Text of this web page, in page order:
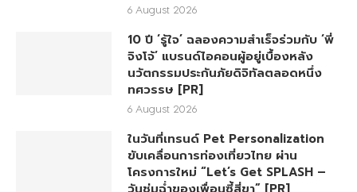
6 August 2026
10 ปี ‘รู้ใจ’ ฉลองความสำเร็จร่วมกับ ‘พี่
จิงโจ้’ แบรนด์ไอคอนผู้อยู่เบื้องหลัง
นวัตกรรมประกันภัยดิจิทัลตลอดหนึ่ง
ทศวรรษ [PR]
6 August 2026
ในวันที่เทรนด์ Pet Personalization
ขับเคลื่อนการท่องเที่ยวไทย ผ่าน
โครงการใหม่ “Let’s Get SPLASH –